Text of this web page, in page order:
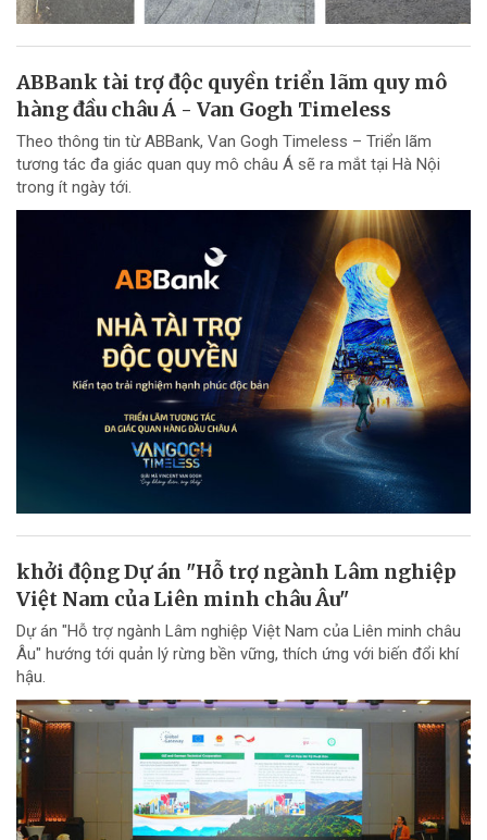
ABBank tài trợ độc quyền triển lãm quy mô
hàng đầu châu Á - Van Gogh Timeless
Theo thông tin từ ABBank, Van Gogh Timeless – Triển lãm
tương tác đa giác quan quy mô châu Á sẽ ra mắt tại Hà Nội
trong ít ngày tới.
khởi động Dự án "Hỗ trợ ngành Lâm nghiệp
Việt Nam của Liên minh châu Âu"
Dự án "Hỗ trợ ngành Lâm nghiệp Việt Nam của Liên minh châu
Âu" hướng tới quản lý rừng bền vững, thích ứng với biến đổi khí
hậu.